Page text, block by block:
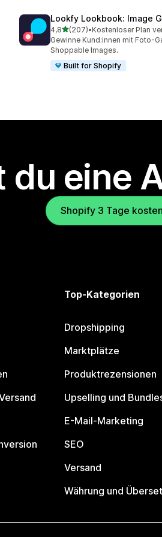
Lookfy Lookbook: Image
4,8von 5 Sternen
(207)
207 Rezensionen insgesamt
•Kostenloser Plan
Gewinne Kund:innen mit Foto-
Shoppable Images.
Built for Shopify
du eine
Shopify 3 Tage
Top-Kategorien
Dropshipping
Marktplätze
Produktrezensionen
Upselling und
E-Mail-Marketing
SEO
Versand
Währung und